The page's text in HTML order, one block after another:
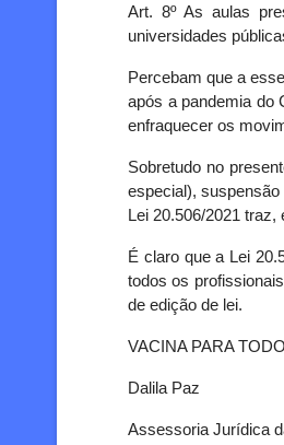
Art. 8º As aulas
universidades
Percebam que a
após a pandemia do
enfraquecer os
Sobretudo no
especial),
Lei 20.506/2021
É claro que a Lei
todos os
de edição de lei.
VACINA PARA
Dalila Paz
Assessoria Jurídica